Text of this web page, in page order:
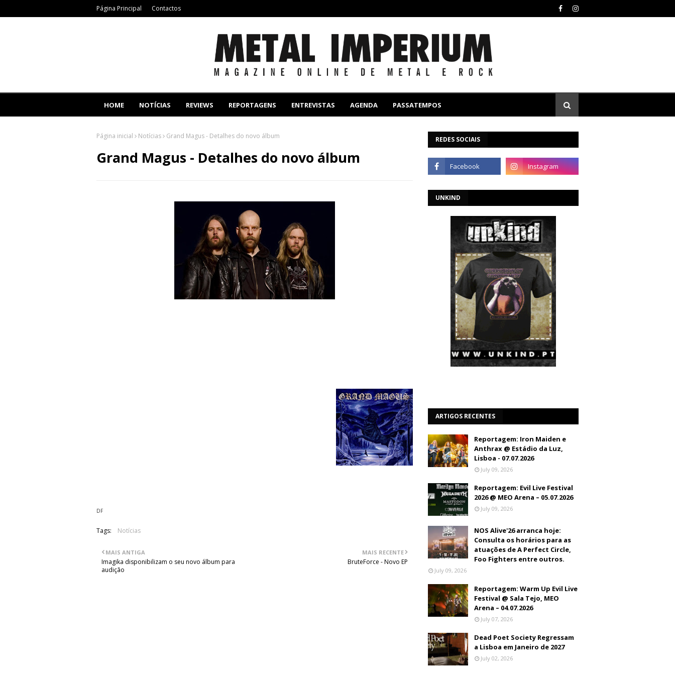
Página Principal Contactos
HOME NOTÍCIAS REVIEWS REPORTAGENS ENTREVISTAS AGENDA PASSATEMPOS
Página inicial Notícias Grand Magus - Detalhes do novo álbum
Grand Magus - Detalhes do novo álbum
DF
Tags: Notícias
MAIS RECENTE
BruteForce - Novo EP
MAIS ANTIGA
Imagika disponibilizam o seu novo álbum para
audição
REDES SOCIAIS
UNKIND
ARTIGOS RECENTES
Reportagem: Iron Maiden e
Anthrax @ Estádio da Luz,
Lisboa - 07.07.2026
July 09, 2026
Reportagem: Evil Live Festival
2026 @ MEO Arena – 05.07.2026
July 09, 2026
NOS Alive'26 arranca hoje:
Consulta os horários para as
atuações de A Perfect Circle,
Foo Fighters entre outros.
July 09, 2026
Reportagem: Warm Up Evil Live
Festival @ Sala Tejo, MEO
Arena – 04.07.2026
July 07, 2026
Dead Poet Society Regressam
a Lisboa em Janeiro de 2027
July 02, 2026